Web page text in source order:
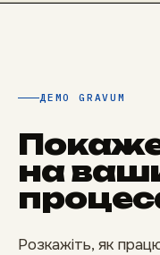
ДЕМО GRAVUM
на
Розкажіть, як